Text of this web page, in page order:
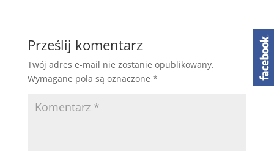
Prześlij komentarz
Twój adres e-mail nie zostanie opublikowany.
Wymagane pola są oznaczone *